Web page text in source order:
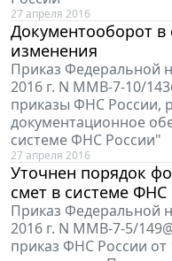
27 апреля 2016
Документооборот
изменения
Приказ Федеральной
2016 г. N ММВ-7-10/
приказы ФНС России,
документационное
системе ФНС России"
27 апреля 2016
Уточнен порядок
смет в системе ФНС
Приказ Федеральной
2016 г. N ММВ-7-5/
приказ ФНС России